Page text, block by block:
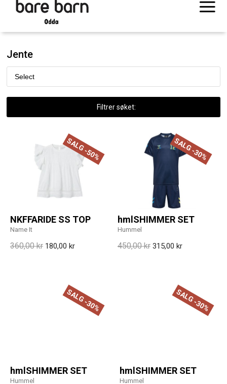
Jente
Filtrer søket:
NKFFARIDE SS TOP
Name It
360,00 kr 180,00 kr
SALG -50%
hmlSHIMMER SET
Hummel
450,00 kr 315,00 kr
SALG -30%
hmlSHIMMER SET
Hummel
SALG -30%
hmlSHIMMER SET
Hummel
SALG -30%